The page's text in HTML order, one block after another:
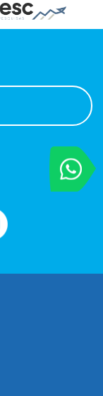
VOCÊ
Entre em